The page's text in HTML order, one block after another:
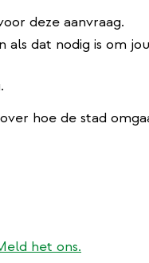
deze aanvraag.
als dat nodig is om
hoe de stad
het ons.